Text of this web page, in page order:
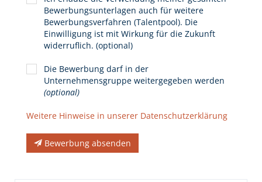
Bewerbungsunterlagen auch für weitere
Bewerbungsverfahren (Talentpool). Die
Einwilligung ist mit Wirkung für die Zukunft
widerruflich. (optional)
Die Bewerbung darf in der
Unternehmensgruppe weitergegeben werden
(optional)
Weitere Hinweise in unserer Datenschutzerklärung
Bewerbung absenden